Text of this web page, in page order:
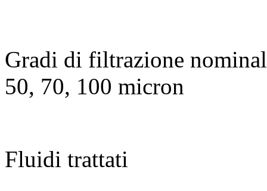
Gradi di filtrazione
50, 70, 100 micron
Fluidi trattati